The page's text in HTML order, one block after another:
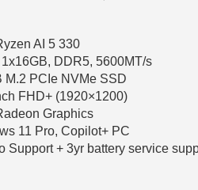
AI 5 330
DDR5, 5600MT/s
M.2 PCIe NVMe SSD
FHD+ (1920×1200)
Graphics
11 Pro, Copilot+ PC
Support + 3yr battery service